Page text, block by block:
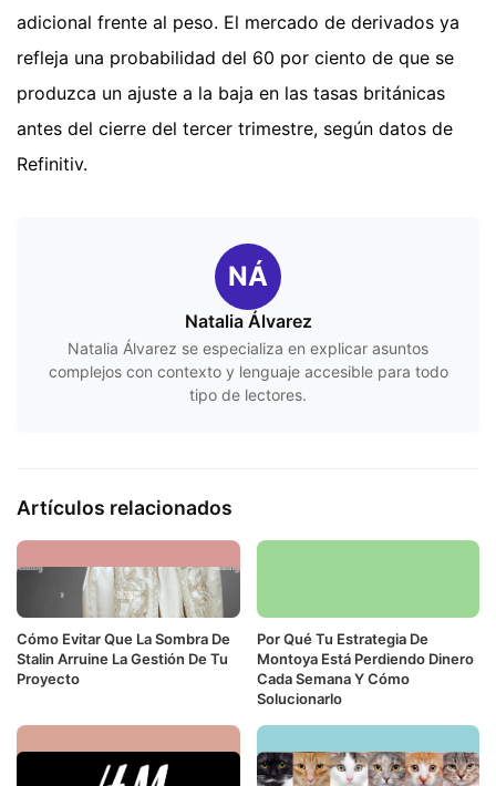
adicional frente al peso. El mercado de derivados ya
refleja una probabilidad del 60 por ciento de que se
produzca un ajuste a la baja en las tasas británicas
antes del cierre del tercer trimestre, según datos de
Refinitiv.
NÁ
Natalia Álvarez
Natalia Álvarez se especializa en explicar asuntos
complejos con contexto y lenguaje accesible para todo
tipo de lectores.
Artículos relacionados
Cómo Evitar Que La Sombra De
Stalin Arruine La Gestión De Tu
Proyecto
Por Qué Tu Estrategia De
Montoya Está Perdiendo Dinero
Cada Semana Y Cómo
Solucionarlo